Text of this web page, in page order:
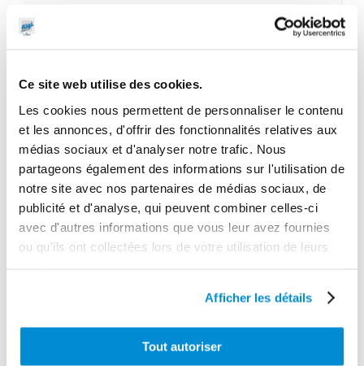
Ce site web utilise des cookies.
Les cookies nous permettent de personnaliser le contenu
et les annonces, d'offrir des fonctionnalités relatives aux
médias sociaux et d'analyser notre trafic. Nous
partageons également des informations sur l'utilisation de
notre site avec nos partenaires de médias sociaux, de
publicité et d'analyse, qui peuvent combiner celles-ci
avec d'autres informations que vous leur avez fournies
ou qu'ils ont collectées lors de votre utilisation de leurs
Afficher les détails
Tout autoriser
Garantie
Gencode
3284660406441
CES PRODUITS PEUVENT VOUS
INTERESSER